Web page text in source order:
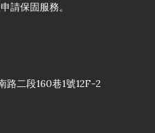
請保固服務。
路二段160巷1號12F-2